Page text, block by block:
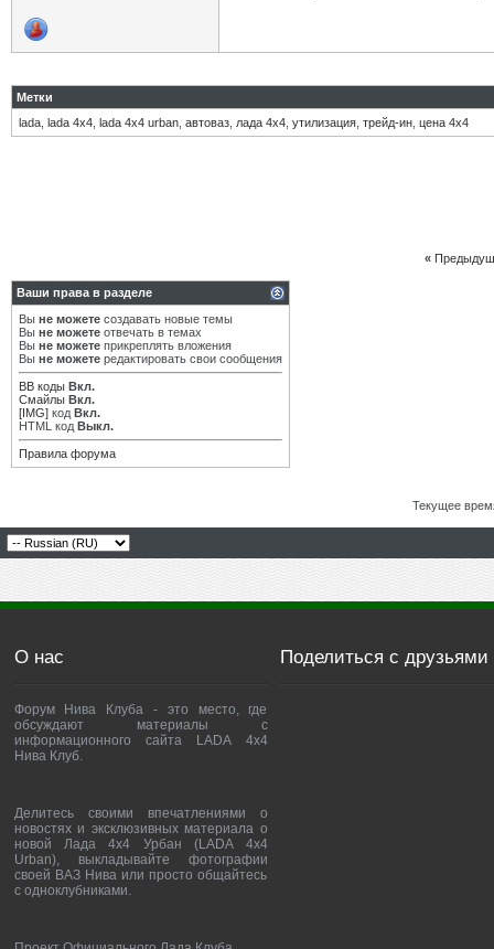
Метки
lada lada 4х4 lada 4х4 urban автоваз лада 4х4 утилизация трейд-ин цена 4х4
«
Ваши права в разделе
Вы не можете создавать новые темы
Вы не можете отвечать в темах
Вы не можете прикреплять вложения
Вы не можете редактировать свои сообщения
BB коды Вкл.
Смайлы Вкл.
[IMG] код Вкл.
HTML код Выкл.
Правила форума
Текущее
О нас
Форум Нива Клуба - это место, где
обсуждают материалы с
информационного сайта LADA 4x4
Нива Клуб.
Делитесь своими впечатлениями о
новостях и эксклюзивных материала о
новой Лада 4х4 Урбан (LADA 4x4
Urban), выкладывайте фотографии
своей ВАЗ Нива или просто общайтесь
с одноклубниками.
Поделиться с друзьями